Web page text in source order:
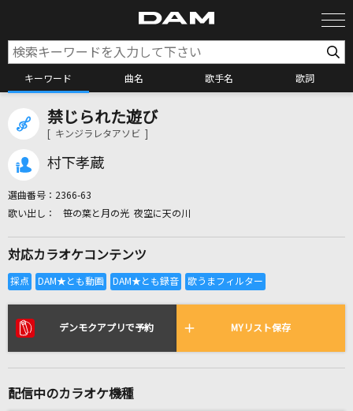
キーワード 曲名 歌手名 歌詞
カラオケ検索
全国りれき
リアルタイムで歌われている曲の一覧
禁じられた遊び
[ キンジラレタアソビ ]
村下孝蔵
選曲番号： 2366-63
笹の葉と月の光 夜空に天の川
対応カラオケコンテンツ
デンモクアプリで予約 MYリスト保存
配信中のカラオケ機種